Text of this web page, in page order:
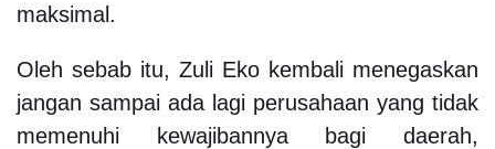
maksimal.
Oleh sebab itu, Zuli Eko kembali menegaskan
jangan sampai ada lagi perusahaan yang tidak
memenuhi kewajibannya bagi daerah,